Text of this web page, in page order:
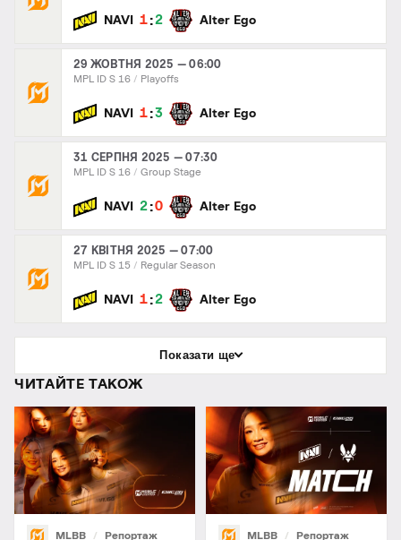
NAVI 1 :2 Alter Ego
29 ЖОВТНЯ 2025 — 06:00
MPL ID S 16 Playoffs
NAVI 1 :3 Alter Ego
31 СЕРПНЯ 2025 — 07:30
MPL ID S 16 Group Stage
NAVI 2 :0 Alter Ego
27 КВІТНЯ 2025 — 07:00
MPL ID S 15 Regular Season
NAVI 1 :2 Alter Ego
Показати ще
ЧИТАЙТЕ ТАКОЖ
MLBB Репортаж MLBB Репортаж